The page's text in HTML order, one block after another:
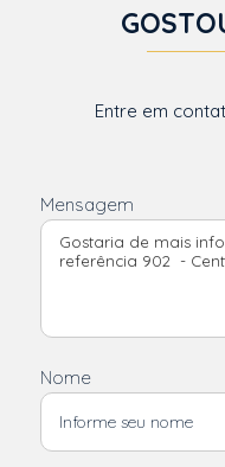
Entre em
Mensagem
Nome